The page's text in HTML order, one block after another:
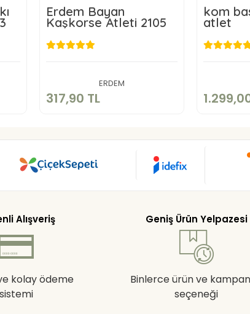
Erdem Bayan
Kaşkorse Atleti 2105
ERDEM
317,90 TL
Sepete Ekle
kom
atlet
Alışveriş
kolay ödeme
sistemi
Geniş Ürün Yelpazesi
Binlerce ürün ve
seçeneği